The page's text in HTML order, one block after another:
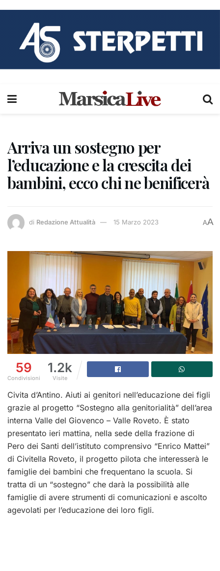
Arriva un sostegno per
l’educazione e la crescita dei
bambini, ecco chi ne benificerà
di Redazione Attualità 15 Marzo 2023 AA
59
Condivisioni
1.2k
Visite
Civita d’Antino. Aiuti ai genitori nell’educazione dei figli
grazie al progetto “Sostegno alla genitorialità” dell’area
interna Valle del Giovenco – Valle Roveto. È stato
presentato ieri mattina, nella sede della frazione di
Pero dei Santi dell’istituto comprensivo “Enrico Mattei”
di Civitella Roveto, il progetto pilota che interesserà le
famiglie dei bambini che frequentano la scuola. Si
tratta di un “sostegno” che darà la possibilità alle
famiglie di avere strumenti di comunicazioni e ascolto
agevolati per l’educazione dei loro figli.